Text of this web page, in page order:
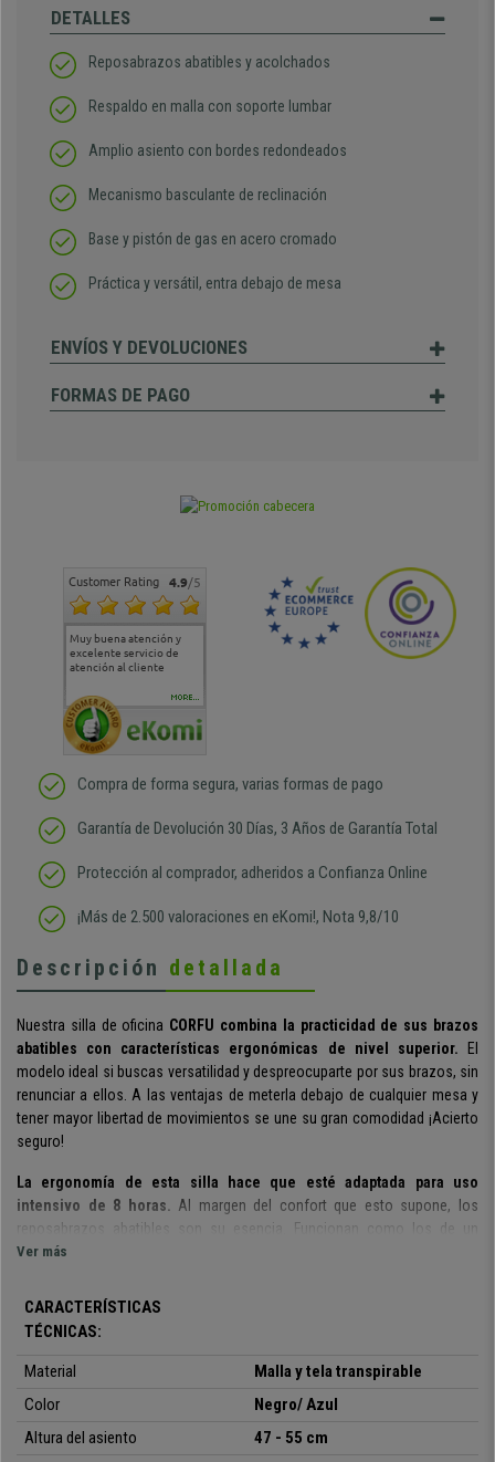
DETALLES
Reposabrazos abatibles y acolchados
Respaldo en malla con soporte lumbar
Amplio asiento con bordes redondeados
Mecanismo basculante de reclinación
Base y pistón de gas en acero cromado
Práctica y versátil, entra debajo de mesa
ENVÍOS Y DEVOLUCIONES
FORMAS DE PAGO
Customer Rating 4.9/5
Muy buena atención y
excelente servicio de
atención al cliente
Muy buena atención de
cara al asesoramiento
Si estoy contento
MORE...
Compra de forma segura, varias formas de pago
Garantía de Devolución 30 Días, 3 Años de Garantía Total
Protección al comprador, adheridos a Confianza Online
¡Más de 2.500 valoraciones en eKomi!, Nota 9,8/10
Descripción detallada
Nuestra silla de oficina CORFU combina la practicidad de sus brazos
abatibles con características ergonómicas de nivel superior. El
modelo ideal si buscas versatilidad y despreocuparte por sus brazos, sin
renunciar a ellos. A las ventajas de meterla debajo de cualquier mesa y
tener mayor libertad de movimientos se une su gran comodidad ¡Acierto
seguro!
La ergonomía de esta silla hace que esté adaptada para uso
intensivo de 8 horas. Al margen del confort que esto supone, los
reposabrazos abatibles son su esencia. Funcionan como los de un
avión, se pueden abatir hacia arriba y dejarlos fijados en cualquier
Lo más destacable de su respaldo es el soporte lumbar integrado.
Gracias a la
totalmente a tu espalda. Un elemento muy a tener en cuenta ya que
Ver más
CARACTERÍSTICAS
TÉCNICAS:
Material
Malla y tela transpirable
Color
Negro/ Azul
Altura del asiento
47 - 55 cm